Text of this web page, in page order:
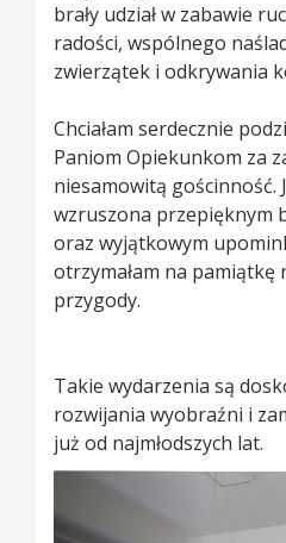
brały udział w zabawie
radości, wspólnego
zwierzątek i odkrywania
Chciałam serdecznie
Paniom Opiekunkom za
niesamowitą gościnność.
wzruszona przepięknym
oraz wyjątkowym
otrzymałam na pamiątkę
przygody.
Takie wydarzenia są
rozwijania wyobraźni i
już od najmłodszych lat.